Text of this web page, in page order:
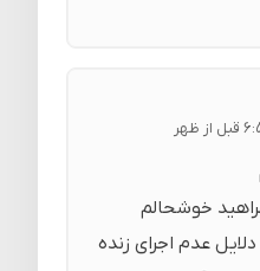
خوشحالم
عدم اجرای زنده